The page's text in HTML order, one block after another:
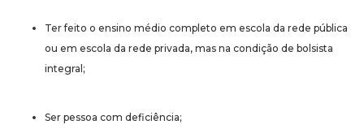
Ter feito o ensino médio completo em escola da rede pública
ou em escola da rede privada, mas na condição de bolsista
integral;
Ser pessoa com deficiência;